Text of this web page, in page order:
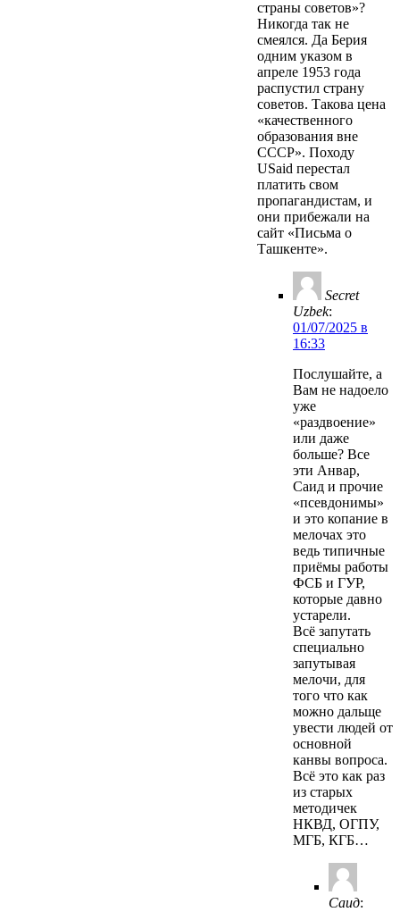
страны советов»?
Никогда так не
смеялся. Да Берия
одним указом в
апреле 1953 года
распустил страну
советов. Такова цена
«качественного
образования вне
СССР». Походу
USaid перестал
платить свом
пропагандистам, и
они прибежали на
сайт «Письма о
Ташкенте».
Secret
Uzbek:
01/07/2025 в
16:33
Послушайте, а
Вам не надоело
уже
«раздвоение»
или даже
больше? Все
эти Анвар,
Саид и прочие
«псевдонимы»
и это копание в
мелочах это
ведь типичные
приёмы работы
ФСБ и ГУР,
которые давно
устарели.
Всё запутать
специально
запутывая
мелочи, для
того что как
можно дальще
увести людей от
основной
канвы вопроса.
Всё это как раз
из старых
методичек
НКВД, ОГПУ,
МГБ, КГБ…
Саид: